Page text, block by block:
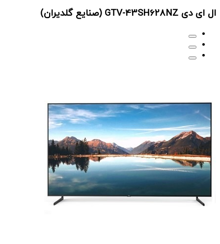
ال ای دی GTV-43SH628NZ (صنایع گلدیران)